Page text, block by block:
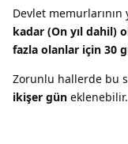
Devlet memurlarının
kadar (On yıl dahil)
fazla olanlar için 30
Zorunlu hallerde bu
ikişer gün eklenebilir.